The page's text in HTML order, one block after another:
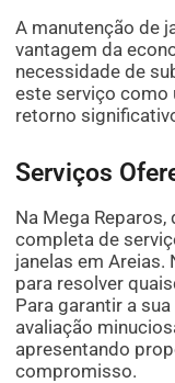
A manutenção de
vantagem da
necessidade de
este serviço como
retorno
Serviços
Na Mega
completa de
janelas em
para resolver
Para garantir a
avaliação
apresentando
compromisso.